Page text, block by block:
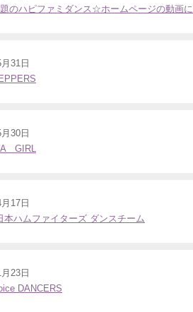
のハピファミダンス☆ホームページの動画
31日
30日
GIRL
17日
本ハムファイターズ ダンスチーム
23日
DANCERS